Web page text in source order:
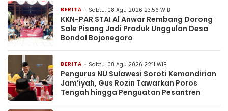
BERITA Sabtu, 08 Agu 2026 23:56 WIB
KKN-PAR STAI Al Anwar Rembang Dorong
Sale Pisang Jadi Produk Unggulan Desa
Bondol Bojonegoro
BERITA Sabtu, 08 Agu 2026 22:11 WIB
Pengurus NU Sulawesi Soroti Kemandirian
Jam’iyah, Gus Rozin Tawarkan Poros
Tengah hingga Penguatan Pesantren